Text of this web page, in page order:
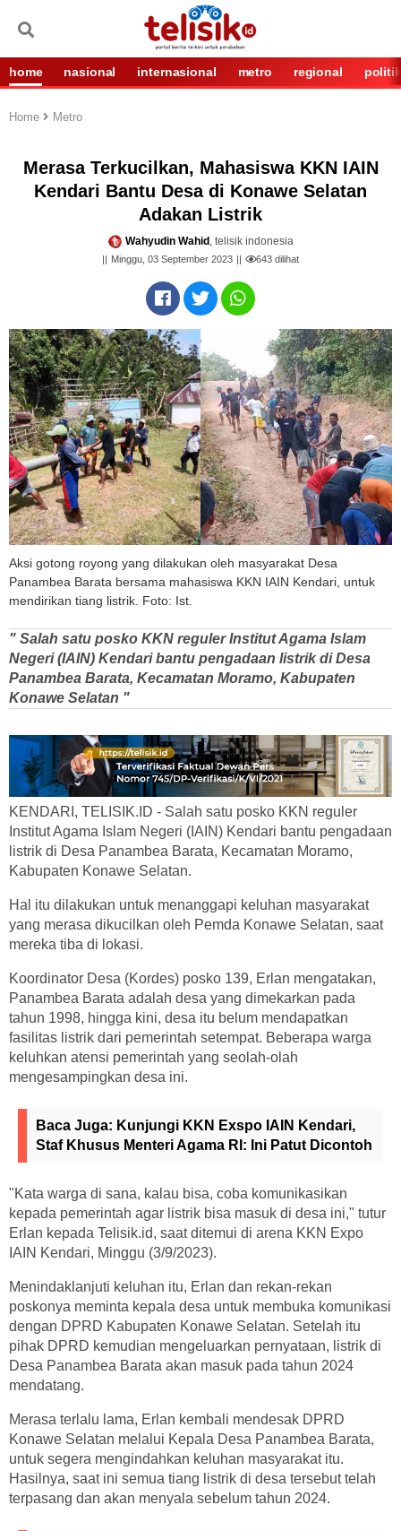
home nasional internasional metro regional politik
Home Metro
Merasa Terkucilkan, Mahasiswa KKN IAIN
Kendari Bantu Desa di Konawe Selatan
Adakan Listrik
Wahyudin Wahid , telisik indonesia
Minggu, 03 September 2023 643 dilihat
Aksi gotong royong yang dilakukan oleh masyarakat Desa
Panambea Barata bersama mahasiswa KKN IAIN Kendari, untuk
mendirikan tiang listrik. Foto: Ist.
" Salah satu posko KKN reguler Institut Agama Islam
Negeri (IAIN) Kendari bantu pengadaan listrik di Desa
Panambea Barata, Kecamatan Moramo, Kabupaten
Konawe Selatan "
KENDARI, TELISIK.ID - Salah satu posko KKN reguler
Institut Agama Islam Negeri (IAIN) Kendari bantu pengadaan
listrik di Desa Panambea Barata, Kecamatan Moramo,
Kabupaten Konawe Selatan.
Hal itu dilakukan untuk menanggapi keluhan masyarakat
yang merasa dikucilkan oleh Pemda Konawe Selatan, saat
mereka tiba di lokasi.
Koordinator Desa (Kordes) posko 139, Erlan mengatakan,
Panambea Barata adalah desa yang dimekarkan pada
tahun 1998, hingga kini, desa itu belum mendapatkan
fasilitas listrik dari pemerintah setempat. Beberapa warga
keluhkan atensi pemerintah yang seolah-olah
mengesampingkan desa ini.
Baca Juga: Kunjungi KKN Exspo IAIN Kendari,
Staf Khusus Menteri Agama RI: Ini Patut Dicontoh
"Kata warga di sana, kalau bisa, coba komunikasikan
kepada pemerintah agar listrik bisa masuk di desa ini," tutur
Erlan kepada Telisik.id, saat ditemui di arena KKN Expo
IAIN Kendari, Minggu (3/9/2023).
Menindaklanjuti keluhan itu, Erlan dan rekan-rekan
poskonya meminta kepala desa untuk membuka komunikasi
dengan DPRD Kabupaten Konawe Selatan. Setelah itu
pihak DPRD kemudian mengeluarkan pernyataan, listrik di
Desa Panambea Barata akan masuk pada tahun 2024
mendatang.
Merasa terlalu lama, Erlan kembali mendesak DPRD
Konawe Selatan melalui Kepala Desa Panambea Barata,
untuk segera mengindahkan keluhan masyarakat itu.
Hasilnya, saat ini semua tiang listrik di desa tersebut telah
terpasang dan akan menyala sebelum tahun 2024.